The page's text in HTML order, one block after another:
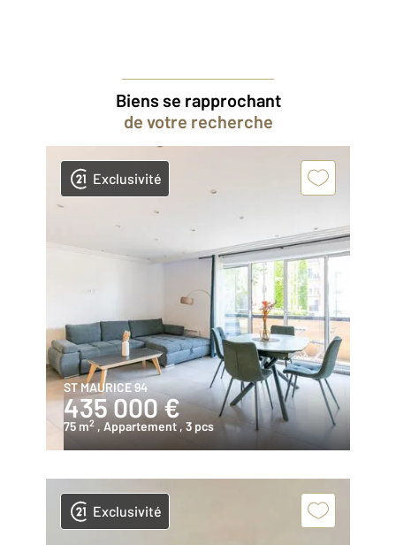
Biens se rapprochant
de votre recherche
Exclusivité
ST MAURICE 94
435 000 €
75 m2 , Appartement , 3 pcs
Exclusivité